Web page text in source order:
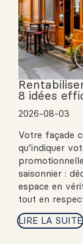
8 idées
2026-08-03
Votre façade
qu’indiquer
saisonnier :
espace en
tout en
LIRE LA SUITE